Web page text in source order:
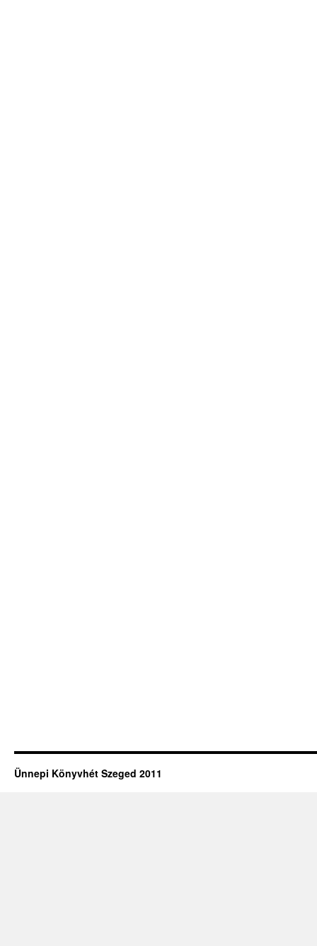
Ünnepi Könyvhét Szeged 2011